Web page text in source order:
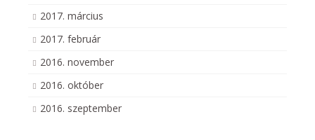
2017. március
2017. február
2016. november
2016. október
2016. szeptember